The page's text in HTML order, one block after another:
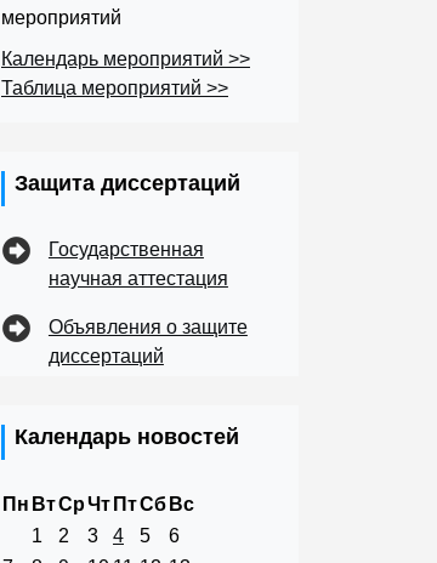
мероприятий
Календарь мероприятий >>
Таблица мероприятий >>
Защита диссертаций
Государственная
научная аттестация
Объявления о защите
диссертаций
Календарь новостей
Пн ВтСрЧт ПтСб Вс
1
2 3 4 5
6